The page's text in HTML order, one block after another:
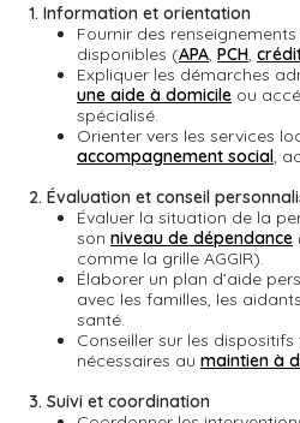
1. Information et orientation
Fournir des
disponibles (APA, PCH,
Expliquer les démarches
une aide à domicile ou
spécialisé.
Orienter vers les services
accompagnement social,
2. Évaluation et conseil
Évaluer la situation de la
son niveau de dépendance
comme la grille AGGIR).
Élaborer un plan d’aide
avec les familles, les
santé.
Conseiller sur les
nécessaires au maintien à
3. Suivi et coordination